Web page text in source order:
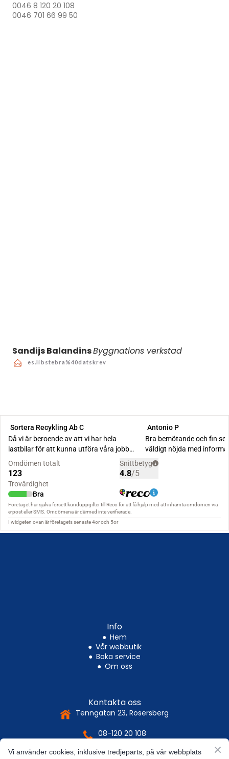
0046 8 120 20 108
0046 701 66 99 50
Sandijs BalandinsByggnations verkstad
es.libstebra%40datskrev
Info
● Hem
● Vår webbutik
● Boka service
● Om oss
Kontakta oss
Tenngatan 23, Rosersberg
08-120 20 108
es.libstebra%40ofni
Vi använder cookies, inklusive tredjeparts, på vår webbplats